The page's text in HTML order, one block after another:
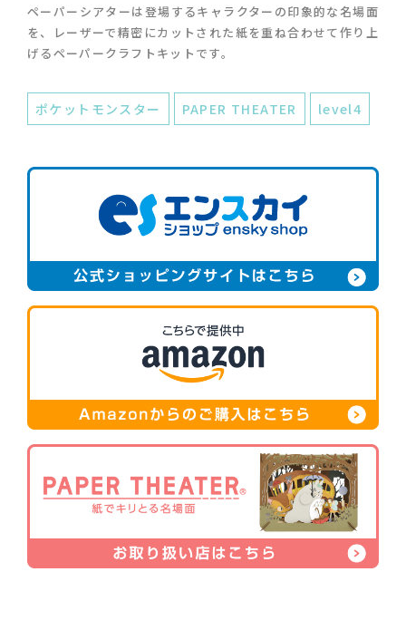
ペーパーシアターは登場するキャラクターの印象的な名場面
を、レーザーで精密にカットされた紙を重ね合わせて作り上
げるペーパークラフトキットです。
ポケットモンスター PAPER THEATER level4